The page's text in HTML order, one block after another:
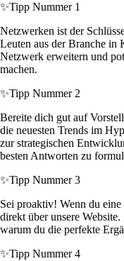
✨Tipp Nummer 1
Netzwerken ist der
Leuten aus der Branche in
Netzwerk erweitern und
machen.
✨Tipp Nummer 2
Bereite dich gut auf
die neuesten Trends im
zur strategischen
besten Antworten zu
✨Tipp Nummer 3
Sei proaktiv! Wenn du eine
direkt über unsere
warum du die perfekte
✨Tipp Nummer 4